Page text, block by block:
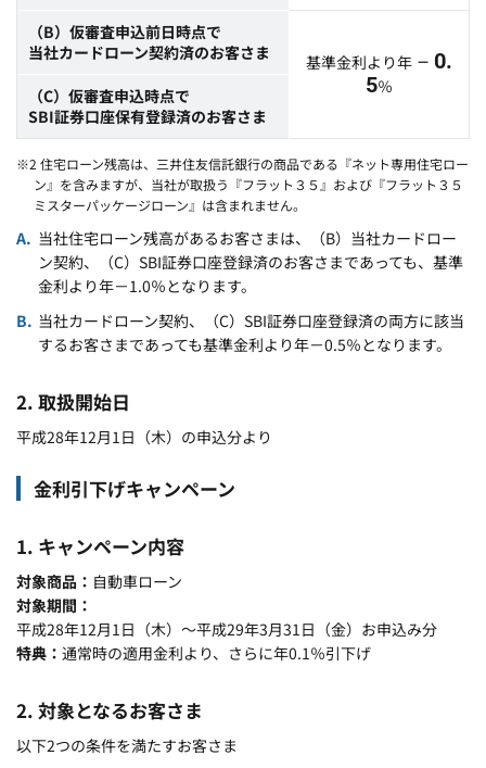
（B）仮審査申込前日時点で
当社カードローン契約済のお客さま
基準金利より年 －0.
5％
（C）仮審査申込時点で
SBI証券口座保有登録済のお客さま
※2 住宅ローン残高は、三井住友信託銀行の商品である『ネット専用住宅ロー
ン』を含みますが、当社が取扱う『フラット３５』および『フラット３５
ミスターパッケージローン』は含まれません。
当社住宅ローン残高があるお客さまは、（B）当社カードロー
ン契約、（C）SBI証券口座登録済のお客さまであっても、基準
金利より年－1.0％となります。
当社カードローン契約、（C）SBI証券口座登録済の両方に該当
するお客さまであっても基準金利より年－0.5％となります。
2. 取扱開始日
平成28年12月1日（木）の申込分より
金利引下げキャンペーン
1. キャンペーン内容
対象商品
自動車ローン
対象期間
平成28年12月1日（木）～平成29年3月31日（金）お申込み分
特典
通常時の適用金利より、さらに年0.1％引下げ
2. 対象となるお客さま
以下2つの条件を満たすお客さま